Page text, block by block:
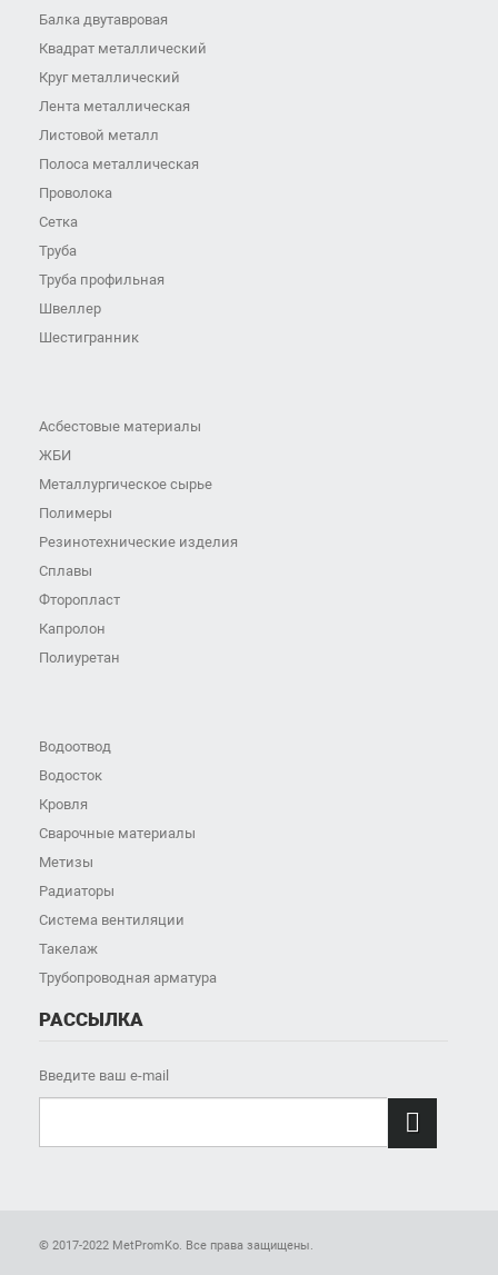
Балка двутавровая
Квадрат металлический
Круг металлический
Лента металлическая
Листовой металл
Полоса металлическая
Проволока
Сетка
Труба
Труба профильная
Швеллер
Шестигранник
Асбестовые материалы
ЖБИ
Металлургическое сырье
Полимеры
Резинотехнические изделия
Сплавы
Фторопласт
Капролон
Полиуретан
Водоотвод
Водосток
Кровля
Сварочные материалы
Метизы
Радиаторы
Система вентиляции
Такелаж
Трубопроводная арматура
РАССЫЛКА
Введите ваш e-mail

© 2017-2022 MetPromKo. Все права защищены.